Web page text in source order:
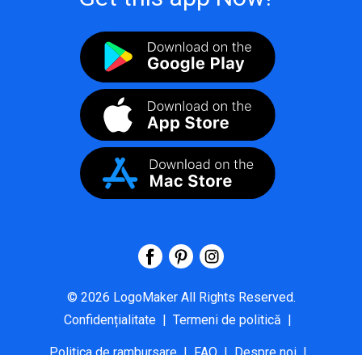
© 2026 LogoMaker All Rights Reserved.
Confidențialitate | Termeni de politică |